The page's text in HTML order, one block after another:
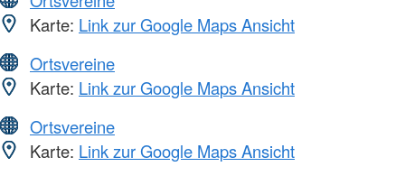
Karte: Link zur Google Maps Ansicht
Ortsvereine
Karte: Link zur Google Maps Ansicht
Ortsvereine
Karte: Link zur Google Maps Ansicht